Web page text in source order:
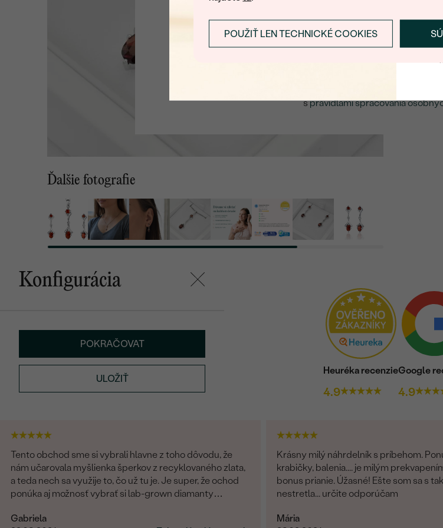
POUŽIŤ LEN TECHNICKÉ COOKIES
Ďalšie fotografie
DRUH:
TVAR:
Konfigurácia
POKRAČOVAT
ULOŽIŤ
Heuréka recenzie
4.9
Google
4.9
Tento obchod sme si vybrali hlavne z toho dôvodu, že
nám učarovala myšlienka šperkov z recyklovaného zlata,
a teda nech sa využije to, čo už tu je. Je super, že ochod
ponúka aj možnosť vybrať si lab-grown diamanty
Bratislave, môžem len odporúčať. Pani Marianna bola
Gabriela
Krásny milý náhrdelník s príbehom.
krabičky, balenia.... je milým
bonus prianie. Úžasné! Ešte som sa s
nestretla... určite odporúčam
Mária
ZASLAŤ UPOZORNENIE NA
spravidlami spracovania